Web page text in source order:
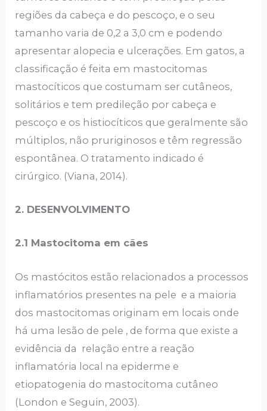
regiões da cabeça e do pescoço, e o seu
tamanho varia de 0,2 a 3,0 cm e podendo
apresentar alopecia e ulcerações. Em gatos, a
classificação é feita em mastocitomas
mastocíticos que costumam ser cutâneos,
solitários e tem predileção por cabeça e
pescoço e os histiocíticos que geralmente são
múltiplos, não pruriginosos e têm regressão
espontânea. O tratamento indicado é
cirúrgico. (Viana, 2014).
2. DESENVOLVIMENTO
2.1 Mastocitoma em cães
Os mastócitos estão relacionados a processos
inflamatórios presentes na pele e a maioria
dos mastocitomas originam em locais onde
há uma lesão de pele , de forma que existe a
evidência da relação entre a reação
inflamatória local na epiderme e
etiopatogenia do mastocitoma cutâneo
(London e Seguin, 2003).